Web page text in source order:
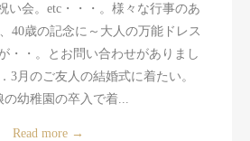
い会。etc・・・。様々な行事のあ
40歳の記念に～大人の万能ドレス
・・。とお問い合わせがありまし
3月のご友人の結婚式に着たい。
の幼稚園の卒入で着...
Read more →